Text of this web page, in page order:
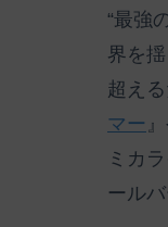
“最強
界を
超え
マー
ミカ
ール